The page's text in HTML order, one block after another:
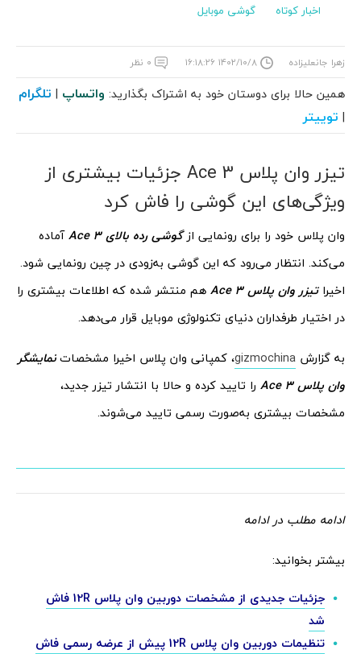
اخبار کوتاه گوشی موبایل
زهرا جانعلیزاده ۱۴۰۲/۱۰/۸ ۱۶:۱۸:۲۶ ۰ نظر
همین حالا برای دوستان خود به اشتراک بگذارید: واتساپ | تلگرام
| توییتر
تیزر وان پلاس Ace 3 جزئیات بیشتری از
ویژگی‌های این گوشی را فاش کرد
وان پلاس خود را برای رونمایی ازگوشی رده بالای Ace 3
آماده
می‌کند. انتظار می‌رود که این گوشی به‌زودی در چین رونمایی شود.
اخیراتیزر وان پلاس Ace 3
هم منتشر شده که اطلاعات بیشتری را
در اختیار طرفداران دنیای تکنولوژی موبایل قرار می‌دهد.
به گزارش gizmochina، کمپانی وان پلاس اخیرا مشخصاتنمایشگر
وان پلاس Ace 3
را تایید کرده و حالا با انتشار تیزر جدید،
مشخصات بیشتری به‌صورت رسمی تایید می‌شوند.
ادامه مطلب در ادامه
بیشتر بخوانید:
جزئیات جدیدی از مشخصات دوربین وان پلاس 12R فاش
شد
تنظیمات دوربین وان پلاس 12R پیش از عرضه رسمی فاش